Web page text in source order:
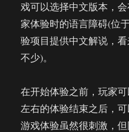
戏可以选择中文版本，
家体验时的语言障碍(位
验项目提供中文解说，
不少)。
在开始体验之前，玩家
左右的体验结束之后，
游戏体验虽然很刺激，